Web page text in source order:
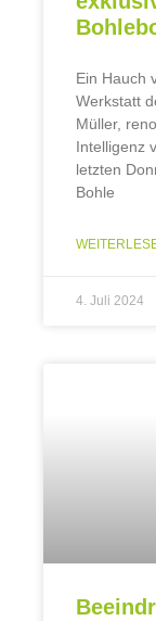
Ein Hauch
Werkstatt
Müller,
Intelligenz
letzten
Bohle
4. Juli 2024